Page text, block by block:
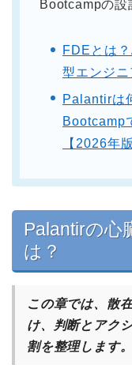
Bootcampの設
FDEとは
型エンジニ
Palantirは
Bootcamp
【2026年版
Palantirの心
は？
この章では、散
け、判断とアク
割を整理します。